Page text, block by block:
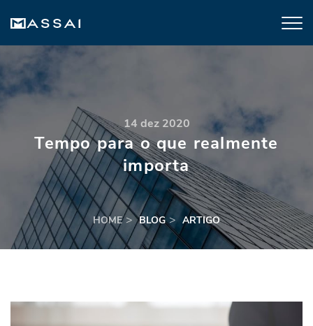
14 dez 2020
Tempo para o que realmente
importa
HOME BLOG ARTIGO